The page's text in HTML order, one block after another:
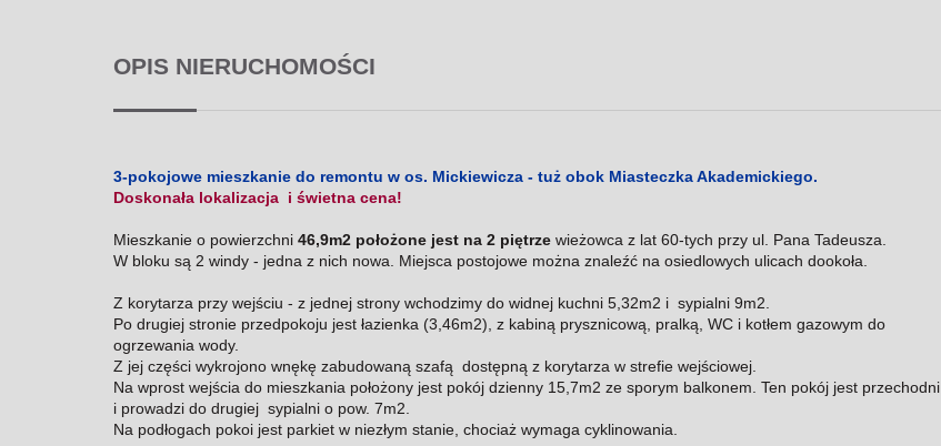
OPIS NIERUCHOMOŚCI
3-pokojowe mieszkanie do remontu w os. Mickiewicza - tuż obok Miasteczka Akademickiego.
Doskonała lokalizacja i świetna cena!
Mieszkanie o powierzchni 46,9m2 położone jest na 2 piętrze wieżowca z lat 60-tych przy ul. Pana Tadeusza.
W bloku są 2 windy - jedna z nich nowa. Miejsca postojowe można znaleźć na osiedlowych ulicach dookoła.
Z korytarza przy wejściu - z jednej strony wchodzimy do widnej kuchni 5,32m2 i sypialni 9m2.
Po drugiej stronie przedpokoju jest łazienka (3,46m2), z kabiną prysznicową, pralką, WC i kotłem gazowym do
ogrzewania wody.
Z jej części wykrojono wnękę zabudowaną szafą dostępną z korytarza w strefie wejściowej.
Na wprost wejścia do mieszkania położony jest pokój dzienny 15,7m2 ze sporym balkonem. Ten pokój jest przechodni
i prowadzi do drugiej sypialni o pow. 7m2.
Na podłogach pokoi jest parkiet w niezłym stanie, chociaż wymaga cyklinowania.